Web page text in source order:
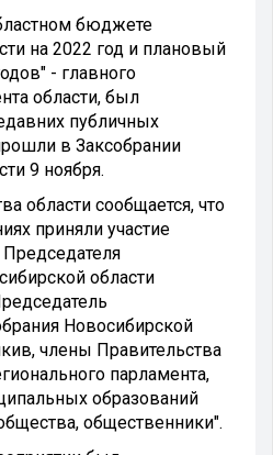
бюджете
на 2022 год и плановый
- главного
области, был
публичных
в Заксобрании
9 ноября.
области сообщается, что
приняли участие
области
Новосибирской
члены Правительства
парламента,
образований
общественники".